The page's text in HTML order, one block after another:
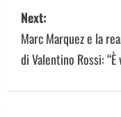
t
n
Next:
Marc Marquez e la
di Valentino Rossi: